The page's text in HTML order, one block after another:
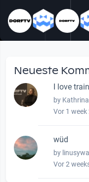
Neueste
I love
by
Vor 1 week
wüd
by
Vor 2